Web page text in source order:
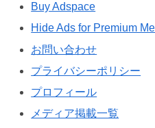
Buy Adspace
Hide Ads for Premium
お問い合わせ
プライバシーポリシー
プロフィール
メディア掲載一覧